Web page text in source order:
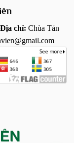
Địa chỉ: Chùa Tản